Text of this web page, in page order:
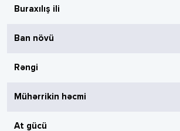
Buraxılış ili
Ban növü
Rəngi
Mühərrikin həcmi
At gücü